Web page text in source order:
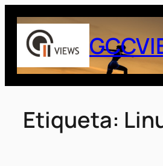
Saltar
contenido
Etiqueta: